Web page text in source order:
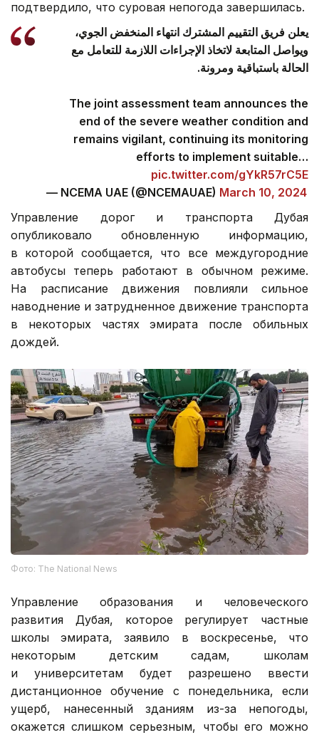
подтвердило, что суровая непогода завершилась.
يعلن فريق التقييم المشترك انتهاء المنخفض الجوي،
ويواصل المتابعة لاتخاذ الإجراءات اللازمة للتعامل مع
الحالة باستباقية ومرونة.
The joint assessment team announces the
end of the severe weather condition and
remains vigilant, continuing its monitoring
efforts to implement suitable…
pic.twitter.com/gYkR57rC5E
— NCEMA UAE (@NCEMAUAE) March 10, 2024
Управление дорог и транспорта Дубая
опубликовало обновленную информацию,
в которой сообщается, что все междугородние
автобусы теперь работают в обычном режиме.
На расписание движения повлияли сильное
наводнение и затрудненное движение транспорта
в некоторых частях эмирата после обильных
дождей.
Фото: The National News
Управление образования и человеческого
развития Дубая, которое регулирует частные
школы эмирата, заявило в воскресенье, что
некоторым детским садам, школам
и университетам будет разрешено ввести
дистанционное обучение с понедельника, если
ущерб, нанесенный зданиям из-за непогоды,
окажется слишком серьезным, чтобы его можно